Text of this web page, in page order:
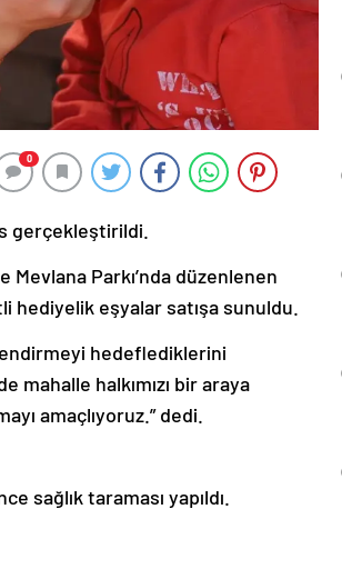
0
gerçekleştirildi.
Mevlana Parkı’nda düzenlenen
hediyelik eşyalar satışa sunuldu.
hedeflediklerini
halkımızı bir araya
amaçlıyoruz.” dedi.
sağlık taraması yapıldı.